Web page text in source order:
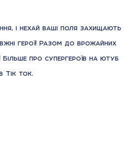
і нехай ваші поля захищають
герої! Разом до врожайних
Більше про супергероїв на ютуб
Тік ток.